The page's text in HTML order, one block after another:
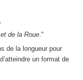
de la Roue ."
de la longueur pour
un format de